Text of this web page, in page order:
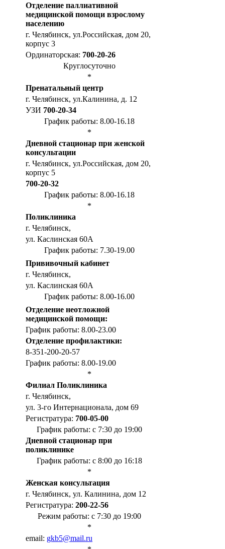
Отделение паллиативной
медицинской помощи взрослому
населению
г. Челябинск, ул.Российская, дом 20,
корпус 3
Ординаторская: 700-20-26
Круглосуточно
*
Пренатальный центр
г. Челябинск, ул.Калинина, д. 12
УЗИ 700-20-34
График работы: 8.00-16.18
*
Дневной стационар при женской
консультации
г. Челябинск, ул.Российская, дом 20,
корпус 5
700-20-32
График работы: 8.00-16.18
*
Поликлиника
г. Челябинск,
ул. Каслинская 60А
График работы: 7.30-19.00
Прививочный кабинет
г. Челябинск,
ул. Каслинская 60А
График работы: 8.00-16.00
Отделение неотложной
медицинской помощи:
График работы: 8.00-23.00
Отделение профилактики:
8-351-200-20-57
График работы: 8.00-19.00
*
Филиал Поликлиника
г. Челябинск,
ул. 3-го Интернационала, дом 69
Регистратура: 700-05-00
График работы: с 7:30 до 19:00
Дневной стационар при
поликлинике
График работы: с 8:00 до 16:18
*
Женская консультация
г. Челябинск, ул. Калинина, дом 12
Регистратура: 200-22-56
Режим работы: с 7:30 до 19:00
*
email: gkb5@mail.ru